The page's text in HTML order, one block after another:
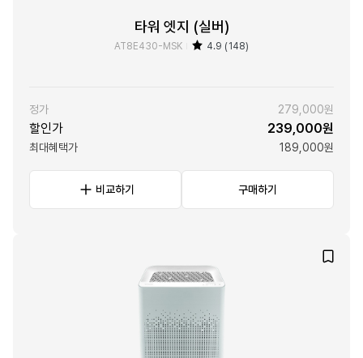
타워 엣지 (실버)
AT8E430-MSK 4.9 (148)
정가 279,000원
할인가 239,000원
최대혜택가 189,000원
비교하기 구매하기